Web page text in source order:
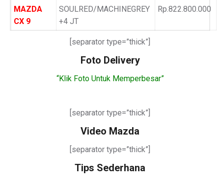
MAZDA
CX 9
SOULRED/MACHINEGREY
+4 JT
Rp.822.800.000
[separator type=”thick”]
Foto Delivery
“Klik Foto Untuk Memperbesar”
[separator type=”thick”]
Video Mazda
[separator type=”thick”]
Tips Sederhana